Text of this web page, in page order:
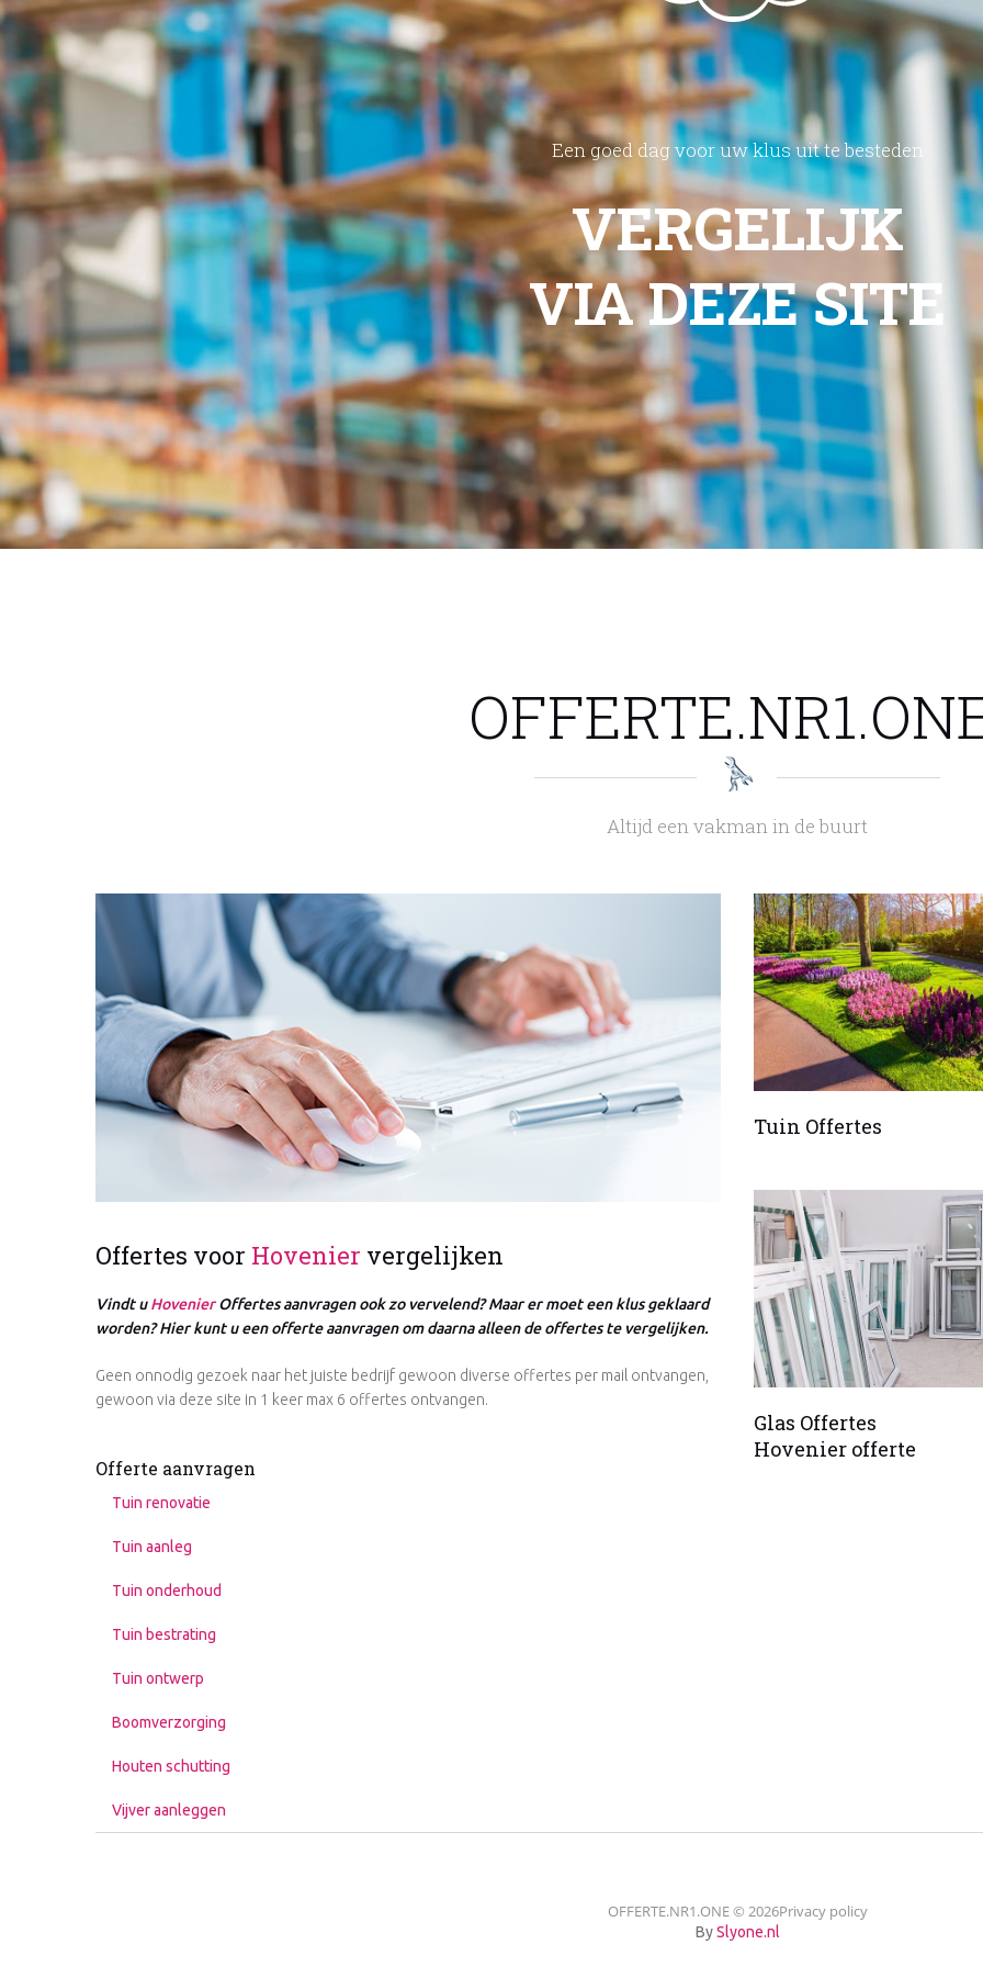
Een goed dag voor uw klus uit te besteden
VERGELIJK
VIA DEZE SITE
Altijd een vakman in de buurt
Offertes voor Hovenier vergelijken
Vindt uHovenierOffertes aanvragen ook zo vervelend? Maar er moet een klus geklaard
worden? Hier kunt u een offerte aanvragen om daarna alleen de offertes te vergelijken.
Geen onnodig gezoek naar het juiste bedrijf gewoon diverse offertes per mail ontvangen,
gewoon via deze site in 1 keer max 6 offertes ontvangen.
Offerte aanvragen
Tuin renovatie
Tuin aanleg
Tuin onderhoud
Tuin bestrating
Tuin ontwerp
Boomverzorging
Houten schutting
Vijver aanleggen
Tuin Offertes
Glas Offertes
Hovenier offerte
OFFERTE.NR1.ONE© 2026Privacy policy
BySlyone.nl